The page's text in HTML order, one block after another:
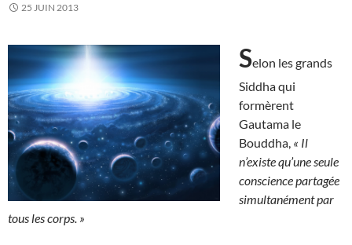
25 JUIN 2013
Selon les grands
Siddha qui
formèrent
Gautama le
Bouddha, « Il
n’existe qu’une seule
conscience partagée
simultanément par
tous les corps. »